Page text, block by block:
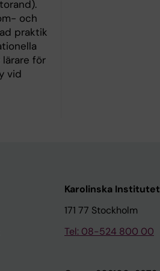
och
praktik
för
vid
Karolinska Institutet
171 77 Stockholm
Tel: 08-524 800 00